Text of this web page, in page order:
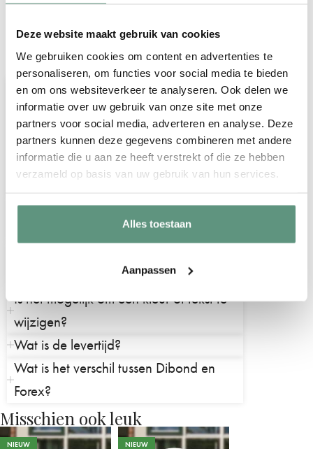
Deze website maakt gebruik van cookies
We gebruiken cookies om content en advertenties te
personaliseren, om functies voor social media te bieden
en om ons websiteverkeer te analyseren. Ook delen we
informatie over uw gebruik van onze site met onze
partners voor social media, adverteren en analyse. Deze
partners kunnen deze gegevens combineren met andere
informatie die u aan ze heeft verstrekt of die ze hebben
verzameld op basis van uw gebruik van hun services.
Alles toestaan
Aanpassen
Veelgestelde vragen over onze
geboorteborden voor in de tuin
Wordt er een paal meegeleverd?
Helaas leveren wij geen paal, stok of
andere bevestigingsmaterialen bij onze
geboorteborden voor in de tuin.
Hoe kan ik mijn geboortebord
Is het mogelijk om een kleur of tekst te
wijzigen?
Wat is de levertijd?
Wat is het verschil tussen Dibond en
Forex?
Misschien ook leuk
NIEUW NIEUW